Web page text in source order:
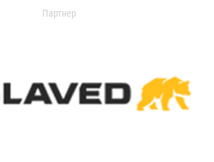
Партнер